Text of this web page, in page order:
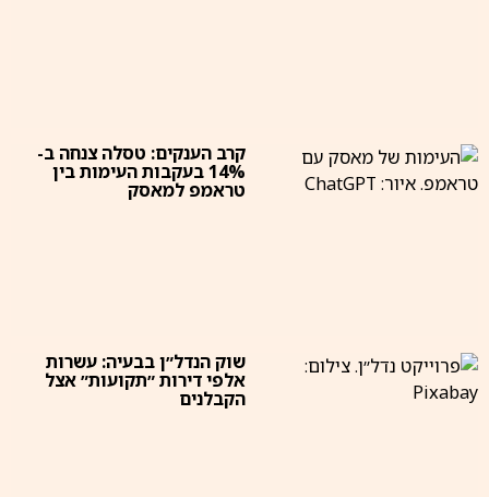
קרב הענקים: טסלה צנחה ב-
14% בעקבות העימות בין
טראמפ למאסק
שוק הנדל״ן בבעיה: עשרות
אלפי דירות ״תקועות״ אצל
הקבלנים